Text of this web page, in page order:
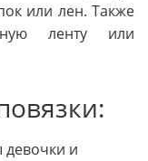
или лен. Также
ленту или
девочки и